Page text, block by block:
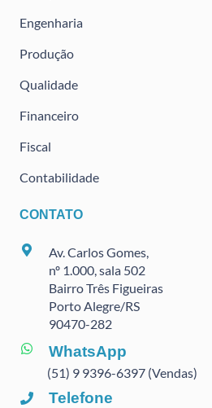
Engenharia
Produção
Qualidade
Financeiro
Fiscal
Contabilidade
CONTATO
Av. Carlos Gomes,
nº 1.000, sala 502
Bairro Três Figueiras
Porto Alegre/RS
90470-282
WhatsApp
(51) 9 9396-6397 (Vendas)
Telefone